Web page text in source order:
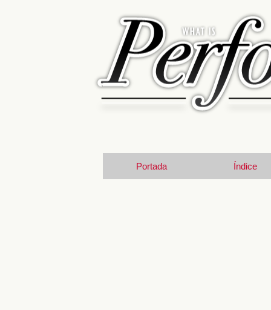
Portada Índice